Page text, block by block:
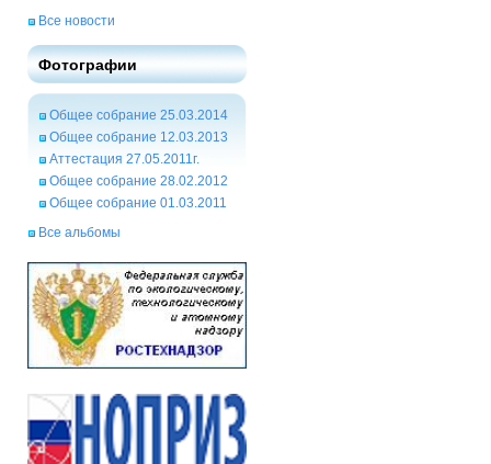
Все новости
Фотографии
Общее собрание 25.03.2014
Общее собрание 12.03.2013
Аттестация 27.05.2011г.
Общее собрание 28.02.2012
Общее собрание 01.03.2011
Все альбомы